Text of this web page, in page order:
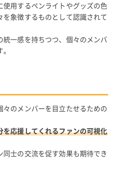
使用するペンライトやグッズの色
象徴するものとして認識されて
統一感を持ちつつ、個々のメンバ
々のメンバーを目立たせるための
応援してくれるファンの可視化
士の交流を促す効果も期待でき